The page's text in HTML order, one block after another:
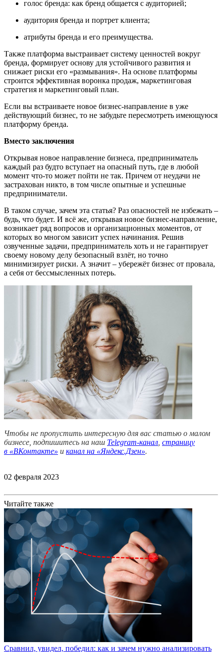
голос бренда: как бренд общается с аудиторией;
аудитория бренда и портрет клиента;
атрибуты бренда и его преимущества.
Также платформа выстраивает систему ценностей вокруг
бренда, формирует основу для устойчивого развития и
снижает риски его «размывания». На основе платформы
строится эффективная воронка продаж, маркетинговая
стратегия и маркетинговый план.
Если вы встраиваете новое бизнес-направление в уже
действующий бизнес, то не забудьте пересмотреть имеющуюся
платформу бренда.
Вместо заключения
Открывая новое направление бизнеса, предприниматель
каждый раз будто вступает на опасный путь, где в любой
момент что-то может пойти не так. Причем от неудачи не
застрахован никто, в том числе опытные и успешные
предприниматели.
В таком случае, зачем эта статья? Раз опасностей не избежать –
будь, что будет. И всё же, открывая новое бизнес-направление,
возникает ряд вопросов и организационных моментов, от
которых во многом зависит успех начинания. Решив
озвученные задачи, предприниматель хоть и не гарантирует
своему новому делу безопасный взлёт, но точно
минимизирует риски. А значит – убережёт бизнес от провала,
а себя от бессмысленных потерь.
Чтобы не пропустить интересную для вас статью о малом
бизнесе, подпишитесь на наш Telegram-канал страницу
в «ВКонтакте» и канал на «Яндекс.Дзен».
02 февраля 2023
Читайте также
Сравнил, увидел, победил: как и зачем нужно анализировать